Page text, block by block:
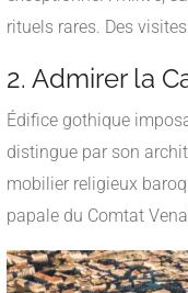
rituels rares. Des
2. Admirer la
Édifice gothique
distingue par son
mobilier religieux
papale du Comtat